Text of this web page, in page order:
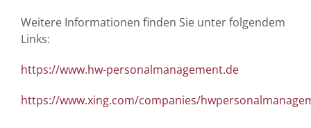
Weitere Informationen finden Sie unter folgendem
Links:
https://www.hw-personalmanagement.de
https://www.xing.com/companies/